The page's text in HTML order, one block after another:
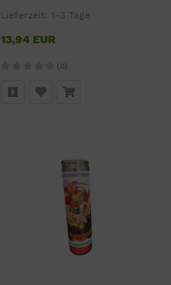
Lieferzeit: 1-3 Tage
13,94 EUR
(0)